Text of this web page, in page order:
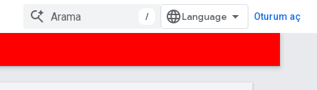
/ Oturum aç